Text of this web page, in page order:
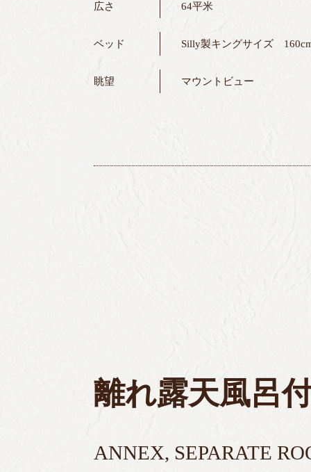
広さ 64平米
ベッド Silly製キングサイズ
眺望 マウントビュー
離れ露天風呂
ANNEX, SEPARATE